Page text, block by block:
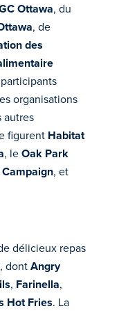
Ottawa, du
, de
des
organisations
autres
figurent Habitat
, leOak Park
, et
délicieux repas
dontAngry
, Farinella,
Hot Fries. La